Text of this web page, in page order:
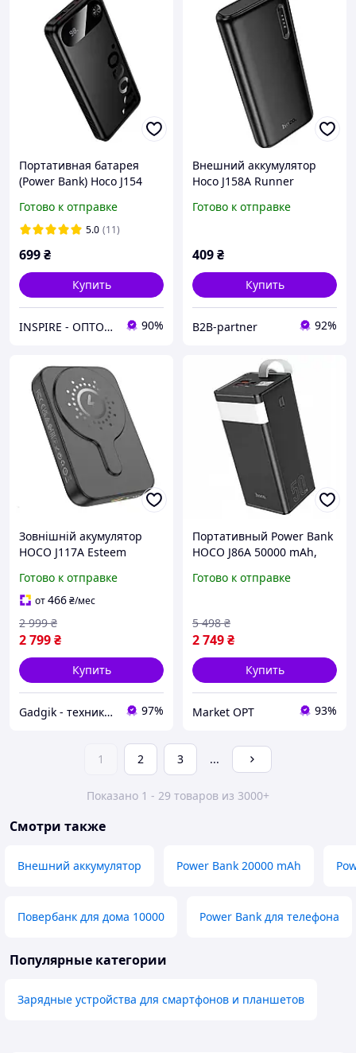
Портативная батарея
(Power Bank) Hoco J154
Черный
Готово к отправке
5.0 (11)
699₴
Купить
INSPIRE - ОПТОВІ ПРОДАЖІ ТА БЕЗГОТІВКА ДЛЯ БІЗНЕСУ 90%
Внешний аккумулятор
Hoco J158A Runner
[165958]
Готово к отправке
409₴
Купить
B2B-partner 92%
Зовнішній акумулятор
HOCO J117A Esteem
bank(10000mAh) Black Q-
STORE -shopping-without-
problems-
Готово к отправке
от466₴/мес
2 799₴
2 999 ₴
Купить
Gadgik - техника и аксессуары 97%
Портативный Power Bank
HOCO J86А 50000 mAh,
с функцией настольной
Готово к отправке
2 749₴
5 498 ₴
Купить
Market OPT 93%
1 2 3 ...
Показано 1 - 29 товаров из 3000+
Смотри также
Внешний аккумулятор Power Bank 20000 mAh
Повербанк для дома 10000 Power Bank для телефона
Популярные категории
Зарядные устройства для смартфонов и планшетов